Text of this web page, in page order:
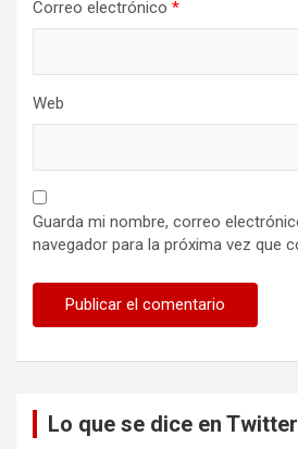
Correo electrónico *
Web
Guarda mi nombre, correo
navegador para la próxima vez que
Lo que se dice en Twitter